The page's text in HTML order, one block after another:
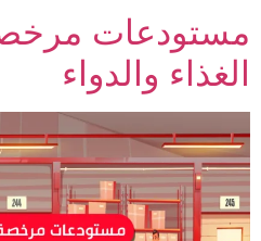
مستودعات
الغذاء والدواء